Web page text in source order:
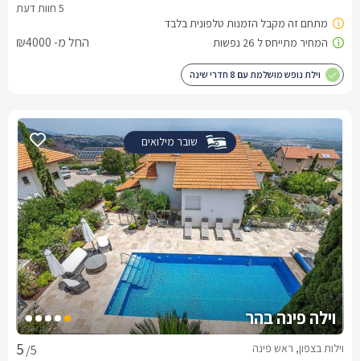
החל מ- ₪4000
וילת נופש מושלמת עם 8 חדרי שינה
שובר מילואים
וילה פינה בהר
/5 וילות בצפון, ראש פינה